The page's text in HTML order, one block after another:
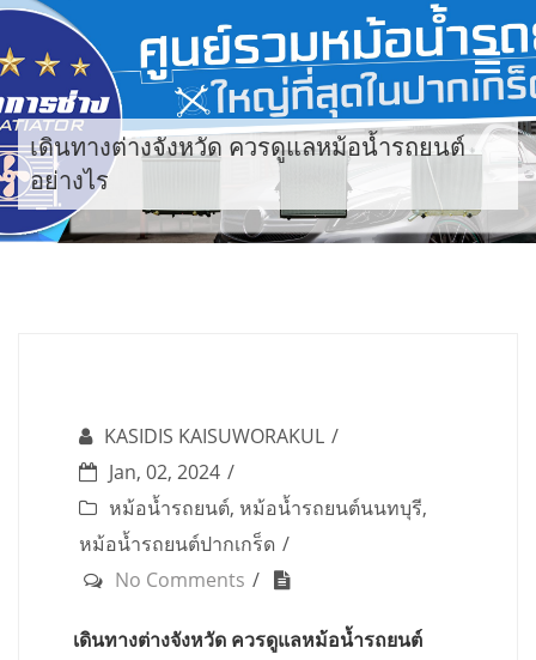
Skip
content
เดินทางต่างจังหวัด ควรดูแลหม้อน้ำรถยนต์
อย่างไร
KASIDIS KAISUWORAKUL
Jan, 02, 2024
หม้อน้ำรถยนต์, หม้อน้ำรถยนต์นนทบุรี,
หม้อน้ำรถยนต์ปากเกร็ด
No Comments
เดินทางต่างจังหวัด ควรดูแลหม้อน้ำรถยนต์